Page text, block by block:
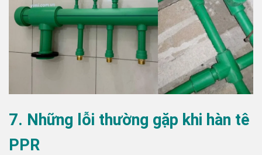
7. Những lỗi thường gặp khi hàn tê
PPR